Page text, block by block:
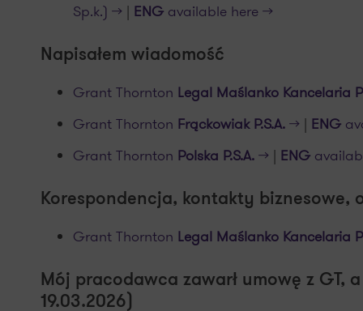
Sp.k.) >> | ENGavailable here >>
Napisałem wiadomość
Grant Thornton Legal Maślanko Kancelaria
Grant Thornton Frąckowiak P.S.A.>> | ENG
Grant Thornton Polska P.S.A.>> | ENG
Korespondencja, kontakty biznesowe,
Grant Thornton Legal Maślanko Kancelaria
Mój pracodawca zawarł umowę z GT,
19.03.2026)